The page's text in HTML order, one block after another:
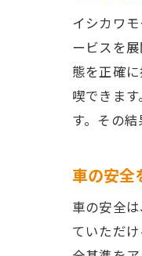
イシカワ
ービスを
態を正確
喫できま
す。その
車の安全
車の安全
ていただ